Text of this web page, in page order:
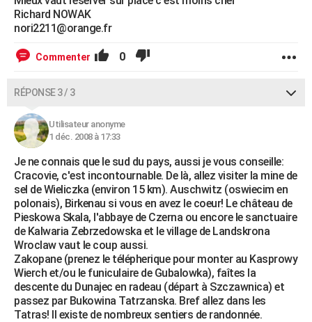
Richard NOWAK
nori2211@orange.fr
Commenter 0
RÉPONSE 3 / 3
Utilisateur anonyme
1 déc. 2008 à 17:33
Je ne connais que le sud du pays, aussi je vous conseille:
Cracovie, c'est incontournable. De là, allez visiter la mine de
sel de Wieliczka (environ 15 km). Auschwitz (oswiecim en
polonais), Birkenau si vous en avez le coeur! Le château de
Pieskowa Skala, l'abbaye de Czerna ou encore le sanctuaire
de Kalwaria Zebrzedowska et le village de Landskrona
Wroclaw vaut le coup aussi.
Zakopane (prenez le télépherique pour monter au Kasprowy
Wierch et/ou le funiculaire de Gubalowka), faîtes la
descente du Dunajec en radeau (départ à Szczawnica) et
passez par Bukowina Tatrzanska. Bref allez dans les
Tatras! Il existe de nombreux sentiers de randonnée.